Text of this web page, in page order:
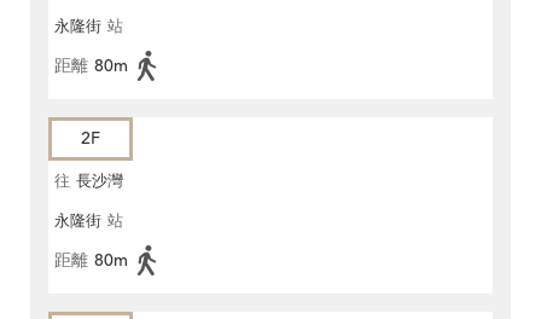
永隆街 站
距離 80m
2F
往 長沙灣
永隆街 站
距離 80m